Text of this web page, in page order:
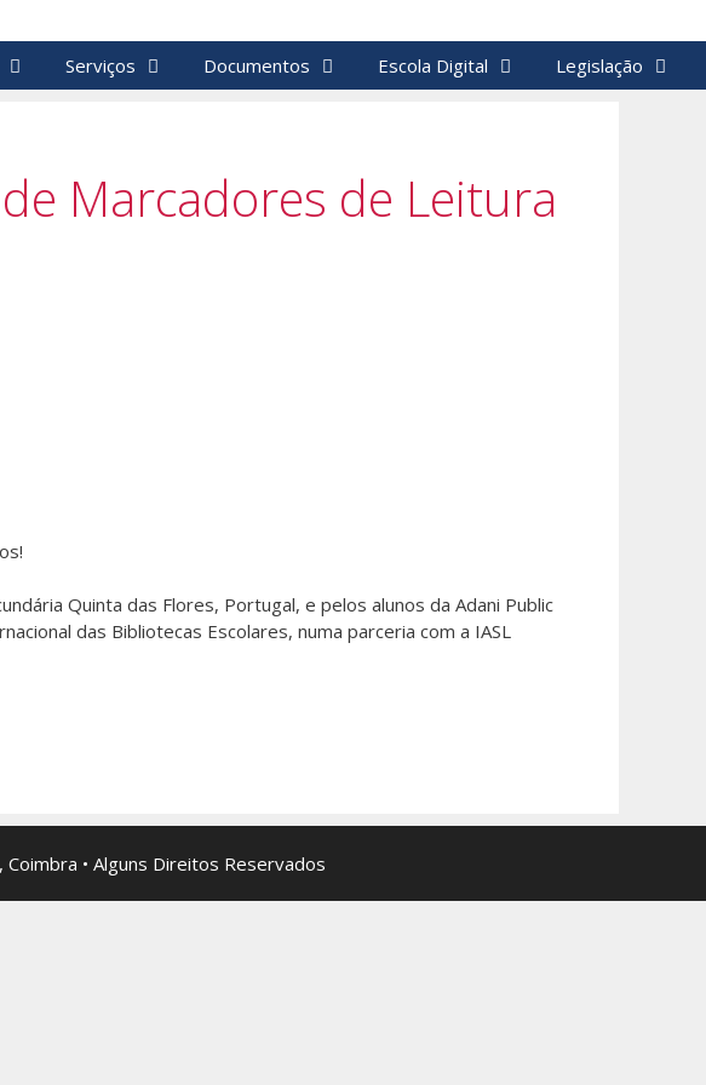
Serviços Documentos Escola Digital Legislação
Marcadores de Leitura
Quinta das Flores, Portugal, e pelos alunos da Adani Public
das Bibliotecas Escolares, numa parceria com a IASL
• Alguns Direitos Reservados